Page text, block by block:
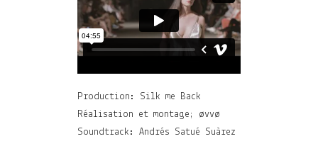
Production: Silk me Back
Réalisation et montage; øvvø
Soundtrack: Andrés Satué Suàrez